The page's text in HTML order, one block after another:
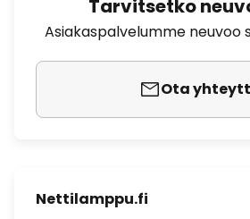
Tarvitsetko
Asiakaspalvelumme neuvoo
Ota
Nettilamppu.fi